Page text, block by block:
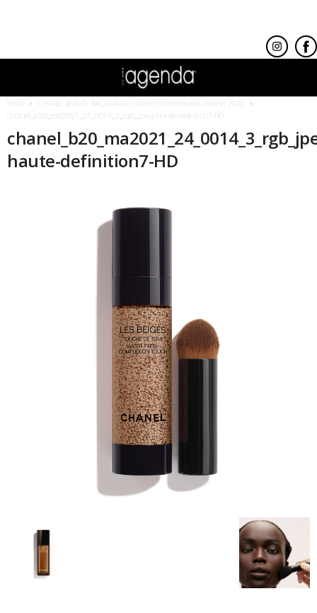
CHANEL BEAUTY BACKSTAGE Colección Primavera-Verano 2026
chanel_b20_ma2021_24_0014_3_rgb_jpeg-haute-definition7-HD
haute-definition7-HD